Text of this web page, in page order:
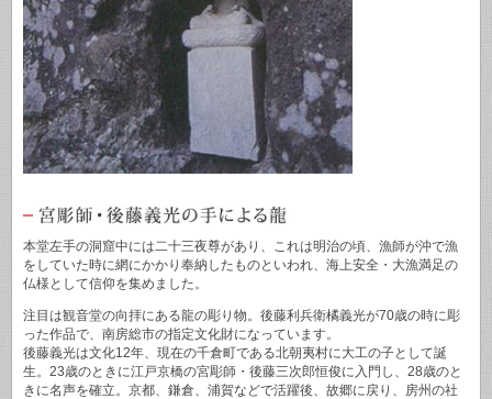
本堂左手の洞窟中には二十三夜尊があり、これは明治の頃、漁師が沖で漁
をしていた時に網にかかり奉納したものといわれ、海上安全・大漁満足の
仏様として信仰を集めました。
注目は観音堂の向拝にある龍の彫り物。後藤利兵衛橘義光が70歳の時に彫
った作品で、南房総市の指定文化財になっています。
後藤義光は文化12年、現在の千倉町である北朝夷村に大工の子として誕
生。23歳のときに江戸京橋の宮彫師・後藤三次郎恒俊に入門し、28歳のと
きに名声を確立。京都、鎌倉、浦賀などで活躍後、故郷に戻り、房州の社